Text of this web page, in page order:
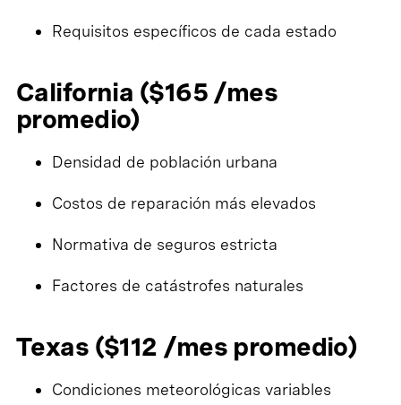
Requisitos específicos de cada estado
California ($165 /mes
promedio)
Densidad de población urbana
Costos de reparación más elevados
Normativa de seguros estricta
Factores de catástrofes naturales
Texas ($112 /mes promedio)
Condiciones meteorológicas variables